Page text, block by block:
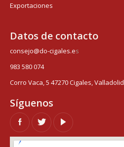
Exportaciones
Datos de contacto
consejo@do-cigales.es
983 580 074
Corro Vaca, 5 47270 Cigales, Valladolid
Síguenos